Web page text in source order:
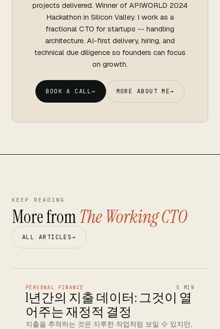
projects delivered. Winner of APIWORLD 2024
Hackathon in Silicon Valley. I work as a
fractional CTO for startups -- handling
architecture, AI-first delivery, hiring, and
technical due diligence so founders can focus
on growth.
BOOK A CALL→ MORE ABOUT ME→
KEEP READING
More fromThe Working CTO
ALL ARTICLES→
PERSONAL FINANCE 5 MIN
1년간의 지출 데이터: 그것이 열
어주는 재정적 결정
지출을 추적하는 것은 지루한 작업처럼 보일 수 있지만,